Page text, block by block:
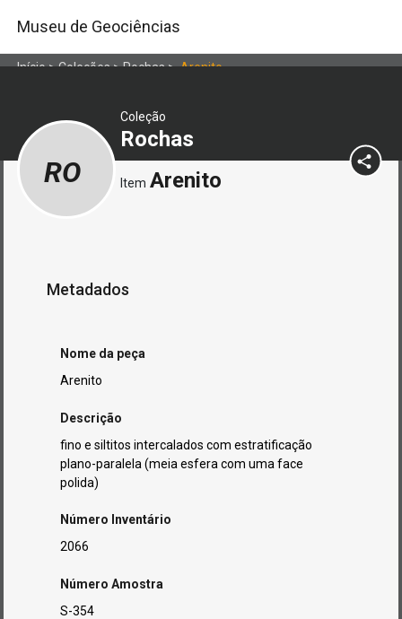
Museu de Geociências
Início>Coleções>Rochas>Arenito
Coleção
Rochas
RO Item Arenito
Metadados
Nome da peça
Arenito
Descrição
fino e siltitos intercalados com estratificação
plano-paralela (meia esfera com uma face
polida)
Número Inventário
2066
Número Amostra
S-354